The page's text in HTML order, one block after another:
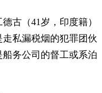
古（41岁，印度籍）
私漏税烟的犯罪团伙
务公司的督工或系泊